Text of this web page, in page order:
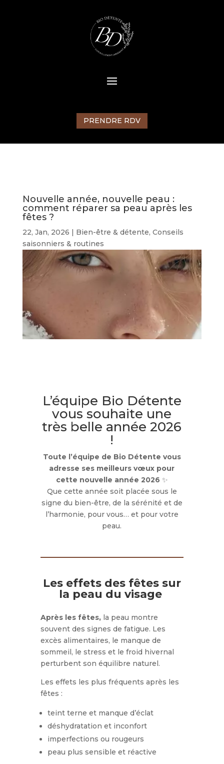
PRENDRE RDV
Nouvelle année, nouvelle peau :
comment réparer sa peau après les
fêtes ?
22, Jan, 2026 | Bien-être & détente, Conseils
saisonniers & routines
L’équipe Bio Détente
vous souhaite une
très belle année 2026
!
Toute l’équipe de Bio Détente vous
adresse ses meilleurs vœux pour
cette nouvelle année 2026 ✨
Que cette année soit placée sous le
signe du bien-être, de la sérénité et de
l’harmonie, pour vous… et pour votre
peau.
Les effets des fêtes sur
la peau du visage
Après les fêtes,la peau montre
souvent des signes de fatigue. Les
excès alimentaires, le manque de
sommeil, le stress et le froid hivernal
perturbent son équilibre naturel.
Les effets les plus fréquents après les
fêtes :
teint terne et manque d’éclat
déshydratation et inconfort
imperfections ou rougeurs
peau plus sensible et réactive